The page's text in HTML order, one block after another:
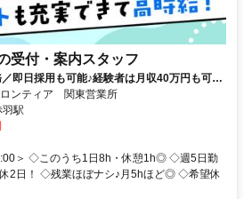
受付・案内スタッフ
即日採用も可能♪経験者は月収40万円も可◎
ンティア 関東営業所
駅
＞ ◇このうち1日8h・休憩1h◎ ◇週5日勤
2日！ ◇残業ほぼナシ♪月5hほど◎ ◇希望休